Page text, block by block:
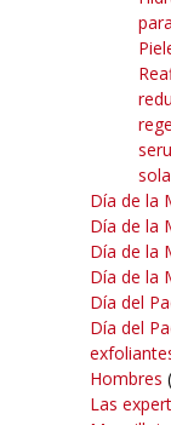
Día de la
Día de la
Día de la
Día de la
Día del
Día del
Hombres
Las